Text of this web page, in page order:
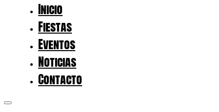
Inicio
Fiestas
Eventos
Noticias
Contacto